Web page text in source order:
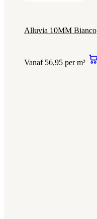
Alluvia 10MM Bianco
Vanaf 56,95 per m²